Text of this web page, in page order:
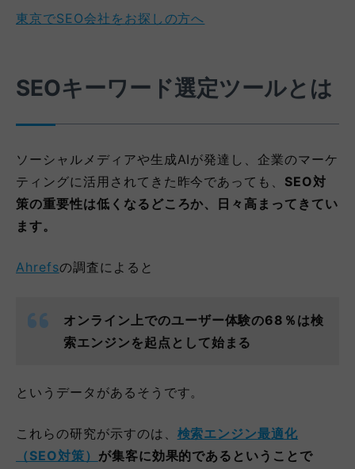
東京でSEO会社をお探しの方へ
SEOキーワード選定ツールとは
ソーシャルメディアや生成AIが発達し、企業のマーケ
ティングに活用されてきた昨今であっても、 SEO対
策の重要性は低くなるどころか、日々高まってきてい
ます。
Ahrefsの調査によると
オンライン上でのユーザー体験の68％は検
索エンジンを起点として始まる
というデータがあるそうです。
これらの研究が示すのは、 検索エンジン最適化
（SEO対策） が集客に効果的であるということで